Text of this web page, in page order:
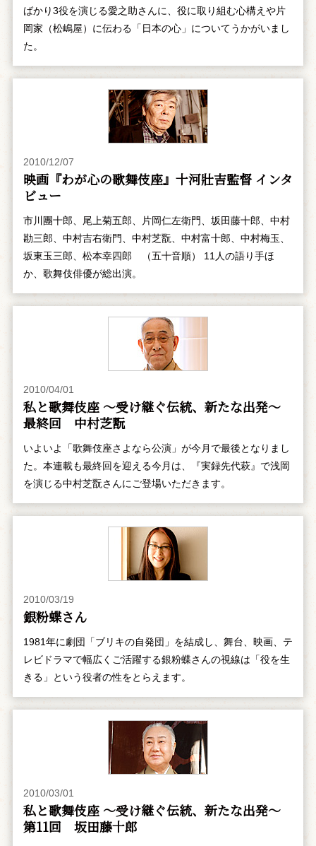
ばかり3役を演じる愛之助さんに、役に取り組む心構えや片
岡家（松嶋屋）に伝わる「日本の心」についてうかがいまし
た。
2010/12/07
映画『わが心の歌舞伎座』十河壯吉監督 インタ
ビュー
市川團十郎、尾上菊五郎、片岡仁左衛門、坂田藤十郎、中村
勘三郎、中村吉右衛門、中村芝翫、中村富十郎、中村梅玉、
坂東玉三郎、松本幸四郎 （五十音順） 11人の語り手ほ
か、歌舞伎俳優が総出演。
2010/04/01
私と歌舞伎座 ～受け継ぐ伝統、新たな出発～
最終回 中村芝翫
いよいよ「歌舞伎座さよなら公演」が今月で最後となりまし
た。本連載も最終回を迎える今月は、『実録先代萩』で浅岡
を演じる中村芝翫さんにご登場いただきます。
2010/03/19
銀粉蝶さん
1981年に劇団「ブリキの自発団」を結成し、舞台、映画、テ
レビドラマで幅広くご活躍する銀粉蝶さんの視線は「役を生
きる」という役者の性をとらえます。
2010/03/01
私と歌舞伎座 ～受け継ぐ伝統、新たな出発～
第11回 坂田藤十郎